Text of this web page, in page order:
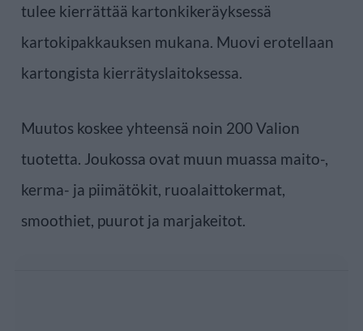
tulee kierrättää kartonkikeräyksessä
kartokipakkauksen mukana. Muovi erotellaan
kartongista kierrätyslaitoksessa.
Muutos koskee yhteensä noin 200 Valion
tuotetta. Joukossa ovat muun muassa maito-,
kerma- ja piimätökit, ruoalaittokermat,
smoothiet, puurot ja marjakeitot.